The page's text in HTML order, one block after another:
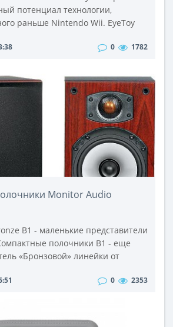
потенциал технологии,
раньше Nintendo Wii. ЕуеТоу
Wiimote. Хвала богам, Sony,
и программных инструментов
уникальных игровых
пойдет о контро..
0 1782
Monitor Audio
B1 - маленькие представители
полочники В1 - еще
«Бронзовой» линейки от
очень не дешево. Добротно
0 2353